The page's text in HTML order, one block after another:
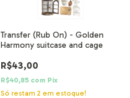
Transfer (Rub On) - Golden
Harmony suitcase and cage
R$43,00
R$40,85 com Pix
Só restam 2 em estoque!